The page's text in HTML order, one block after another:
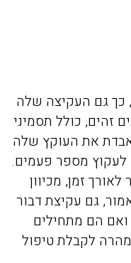
כך גם העקיצה שלה
זהים, כולל תסמיני
את העוקץ שלה
לעקוץ מספר פעמים.
זמן, מכיוון
גם עקיצת דבור
ואם הם מתחילים
לקבלת טיפול